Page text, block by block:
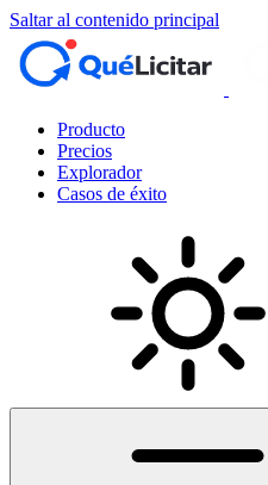
Saltar al contenido principal
Producto
Precios
Explorador
Casos de éxito